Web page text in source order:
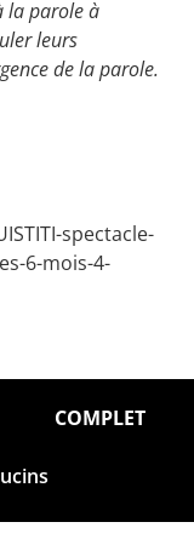
la parole à
leurs
de la parole.
spectacle-
6-mois-4-
COMPLET